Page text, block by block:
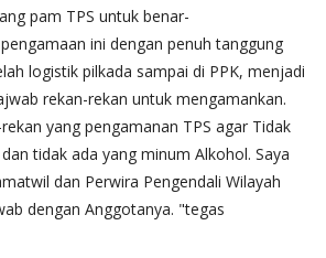
pam TPS untuk benar-
ini dengan penuh tanggung
logistik pilkada sampai di PPK, menjadi
rekan-rekan untuk mengamankan.
yang pengamanan TPS agar Tidak
tidak ada yang minum Alkohol. Saya
dan Perwira Pengendali Wilayah
dengan Anggotanya. "tegas